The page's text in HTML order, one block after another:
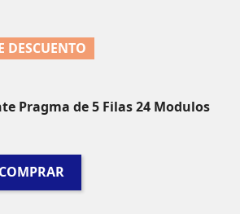
DESCUENTO
Pragma de 5 Filas 24 Modulos
COMPRAR